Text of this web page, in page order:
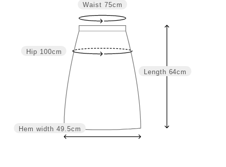
Length 64cm
Hem width 49.5cm
Hip 100cm
Waist 75cm